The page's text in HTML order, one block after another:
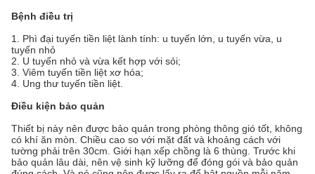
Bệnh điều trị
1. Phì đại tuyến tiền liệt lành tính: u tuyến lớn, u tuyến vừa, u
tuyến nhỏ
2. U tuyến nhỏ và vừa kết hợp với sỏi;
3. Viêm tuyến tiền liệt xơ hóa;
4. Ung thư tuyến tiền liệt.
Điều kiện bảo quản
Thiết bị này nên được bảo quản trong phòng thông gió tốt, không
có khí ăn mòn. Chiều cao so với mặt đất và khoảng cách với
tường phải trên 30cm. Giới hạn xếp chồng là 6 thùng. Trước khi
bảo quản lâu dài, nên vệ sinh kỹ lưỡng để đóng gói và bảo quản